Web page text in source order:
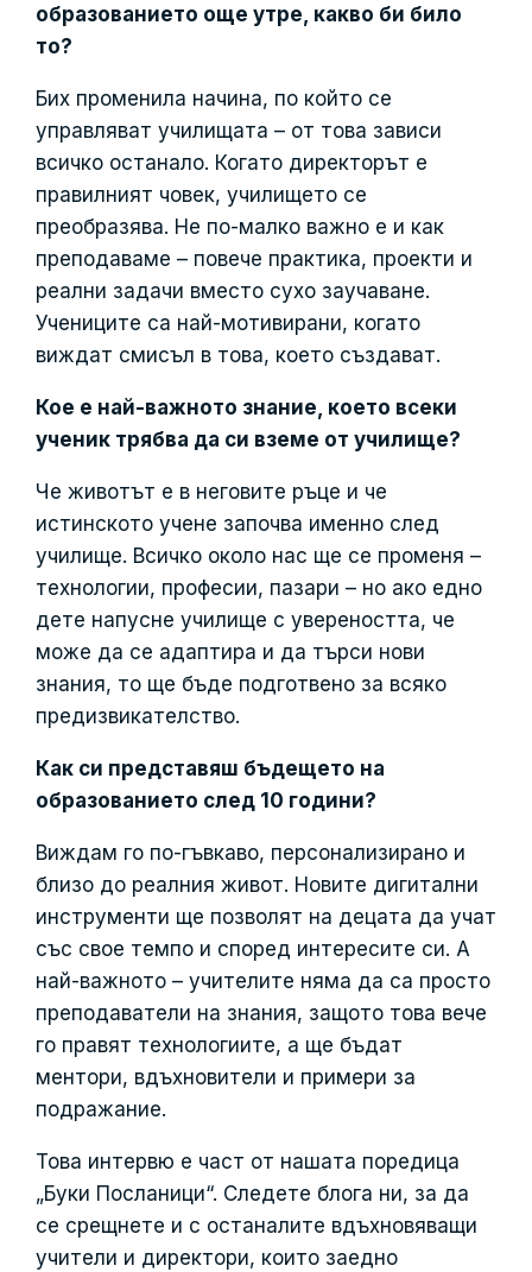
образованието още утре, какво би било
то?
Бих променила начина, по който се
управляват училищата – от това зависи
всичко останало. Когато директорът е
правилният човек, училището се
преобразява. Не по-малко важно е и как
преподаваме – повече практика, проекти и
реални задачи вместо сухо заучаване.
Учениците са най-мотивирани, когато
виждат смисъл в това, което създават.
Кое е най-важното знание, което всеки
ученик трябва да си вземе от училище?
Че животът е в неговите ръце и че
истинското учене започва именно след
училище. Всичко около нас ще се променя –
технологии, професии, пазари – но ако едно
дете напусне училище с увереността, че
може да се адаптира и да търси нови
знания, то ще бъде подготвено за всяко
предизвикателство.
Как си представяш бъдещето на
образованието след 10 години?
Виждам го по-гъвкаво, персонализирано и
близо до реалния живот. Новите дигитални
инструменти ще позволят на децата да учат
със свое темпо и според интересите си. А
най-важното – учителите няма да са просто
преподаватели на знания, защото това вече
го правят технологиите, а ще бъдат
ментори, вдъхновители и примери за
подражание.
Това интервю е част от нашата поредица
„Буки Посланици“. Следете блога ни, за да
се срещнете и с останалите вдъхновяващи
учители и директори, които заедно